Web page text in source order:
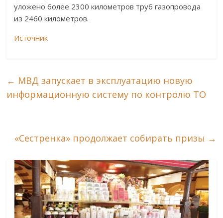
уложено более 2300 километров труб газопровода
из 2460 километров.
Источник
← МВД запускает в эксплуатацию новую
информационную систему по контролю ТО
«Сестренка» продолжает собирать призы →